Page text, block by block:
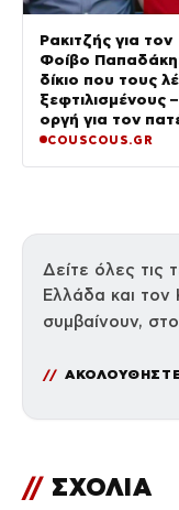
Ρακιτζής για τον
Φοίβο
δίκιο που τους
ξεφτιλισμένους
οργή για τον
του
COUSCOUS.GR
Δείτε όλες τις
Ελλάδα και τον
συμβαίνουν, στο
// ΣΧΟΛΙΑ